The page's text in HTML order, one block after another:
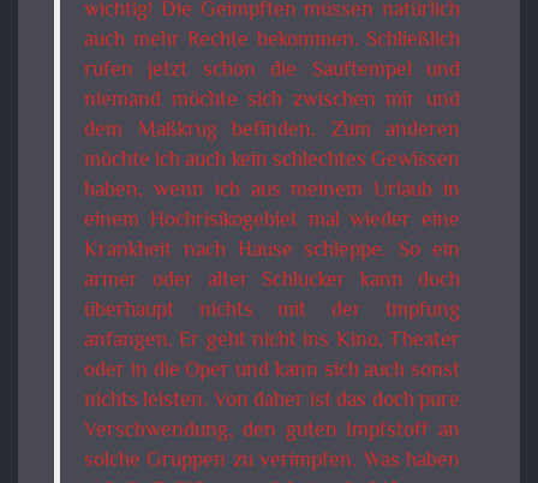
wichtig! Die Geimpften müssen natürlich
auch mehr Rechte bekommen. Schließlich
rufen jetzt schon die Sauftempel und
niemand möchte sich zwischen mir und
dem Maßkrug befinden. Zum anderen
möchte ich auch kein schlechtes Gewissen
haben, wenn ich aus meinem Urlaub in
einem Hochrisikogebiet mal wieder eine
Krankheit nach Hause schleppe. So ein
armer oder alter Schlucker kann doch
überhaupt nichts mit der Impfung
anfangen. Er geht nicht ins Kino, Theater
oder in die Oper und kann sich auch sonst
nichts leisten. Von daher ist das doch pure
Verschwendung, den guten Impfstoff an
solche Gruppen zu verimpfen. Was haben